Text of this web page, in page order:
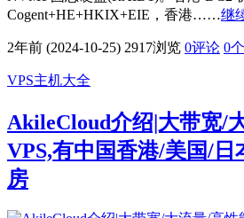
Cogent+HE+HKIX+EIE，香港……继
2年前 (2024-10-25) 2917浏览 0评论 0
VPS主机大全
AkileCloud介绍|大带宽/
VPS,有中国香港/美国/日
房